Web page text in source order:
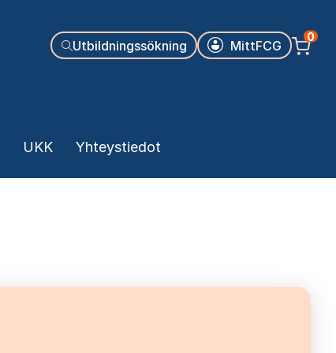
Utbildningssökning MittFCG
0
UKK Yhteystiedot